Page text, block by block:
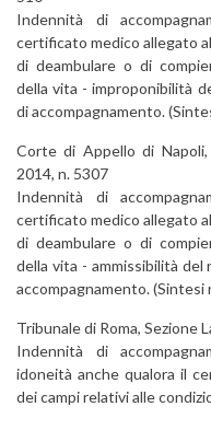
Indennità di
certificato medico allegato
di deambulare o di
della vita - improponibilità
di accompagnamento.
Corte di Appello di
2014, n. 5307
Indennità di
certificato medico allegato
di deambulare o di
della vita - ammissibilità
accompagnamento. (Sintesi
Tribunale di Roma, Sezione
Indennità di
idoneità anche qualora il
dei campi relativi alle